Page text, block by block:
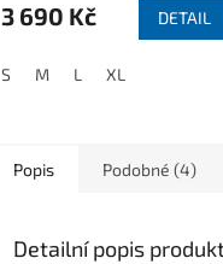
3 690 Kč DETAIL
S M L XL
Popis Podobné (4)
Detailní popis